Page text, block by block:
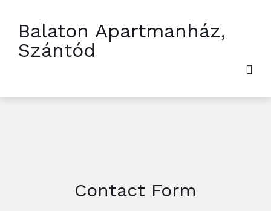
Balaton Apartmanház,
Szántód
Contact Form